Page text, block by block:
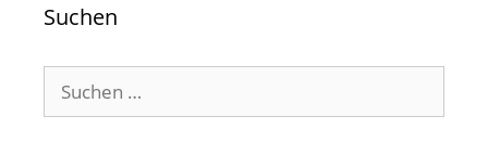
Suchen
nach: